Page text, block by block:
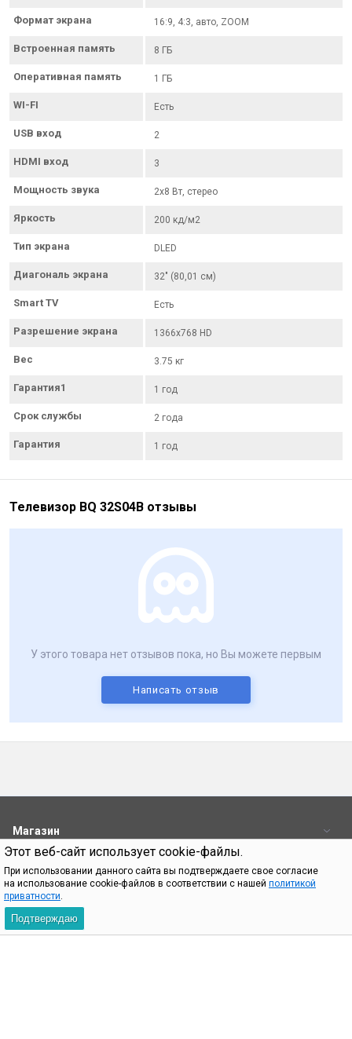
Этот веб-сайт использует cookie-файлы.
При использовании данного сайта вы подтверждаете свое согласие
на использование cookie-файлов в соответствии с нашей политикой
приватности.
Подтверждаю
Формат экрана 16:9, 4:3, авто, ZOOM
Встроенная память 8 ГБ
Оперативная память 1 ГБ
WI-FI Есть
USB вход 2
HDMI вход 3
Мощность звука 2х8 Вт, стерео
Яркость 200 кд/м2
Тип экрана DLED
Диагональ экрана 32" (80,01 см)
Smart TV Есть
Разрешение экрана 1366x768 HD
Вес 3.75 кг
Гарантия1 1 год
Срок службы 2 года
Гарантия 1 год
Телевизор BQ 32S04B отзывы
У этого товара нет отзывов пока, но Вы можете первым
Написать отзыв
Магазин
Контакты
При использовании материалов с сайта shop.bq.ru обязательно